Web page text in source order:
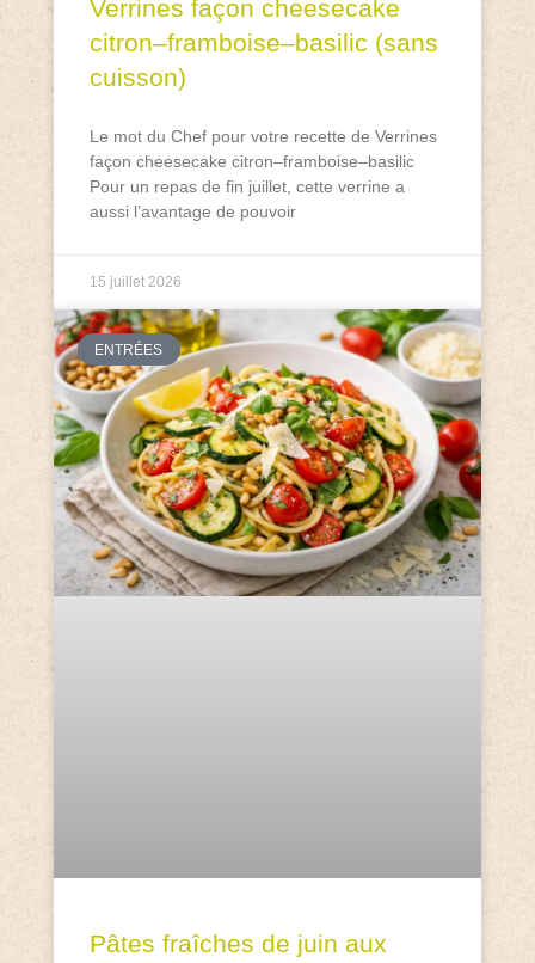
Verrines façon cheesecake
citron–framboise–basilic (sans
cuisson)
Le mot du Chef pour votre recette de Verrines
façon cheesecake citron–framboise–basilic
Pour un repas de fin juillet, cette verrine a
aussi l’avantage de pouvoir
15 juillet 2026
ENTRÉES
Pâtes fraîches de juin aux